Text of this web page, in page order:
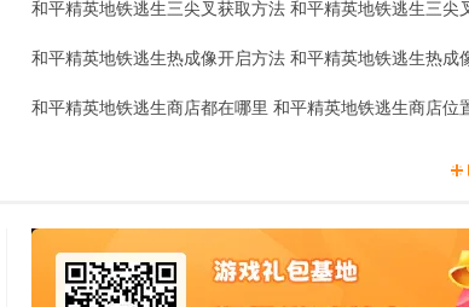
和平精英地铁逃生商店都在哪里 和平精英地铁逃生商店位